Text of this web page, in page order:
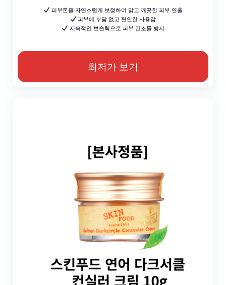
피부톤을 자연스럽게 보정하여 맑고 깨끗한 피부 연출
피부에 부담 없고 편안한 사용감
지속적인 보습력으로 피부 건조를 방지
최저가 보기